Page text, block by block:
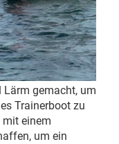
gemacht, um
Trainerboot zu
mit einem
um ein